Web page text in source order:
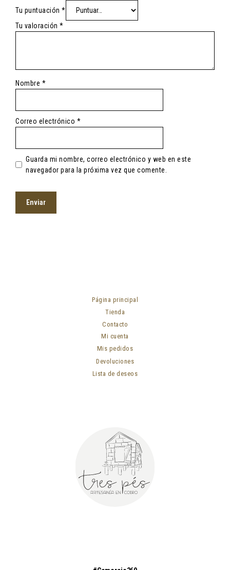
Tu puntuación *
Tu valoración *
Nombre *
Correo electrónico *
Guarda mi nombre, correo electrónico y web en este
navegador para la próxima vez que comente.
Página principal
Tienda
Contacto
Mi cuenta
Mis pedidos
Devoluciones
Lista de deseos